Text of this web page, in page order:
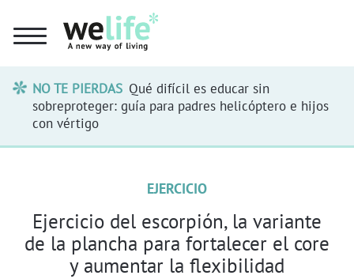
NO TE PIERDAS Qué difícil es educar sin
sobreproteger: guía para padres helicóptero e hijos
con vértigo
EJERCICIO
Ejercicio del escorpión, la variante
de la plancha para fortalecer el core
y aumentar la flexibilidad